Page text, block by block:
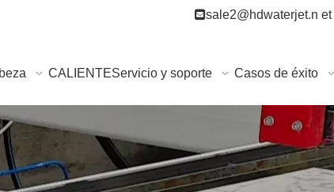
sale2@hdwaterjet.n et
CALIENTEServicio y soporte Casos de éxito